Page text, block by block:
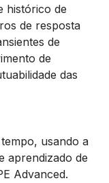
histórico de
de resposta
de
de
das
usando a
aprendizado de
Advanced.